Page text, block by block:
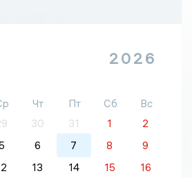
2026
Чт Пт Сб
Вс
30 31 1
2
6 7 8
9
13 14 15
16